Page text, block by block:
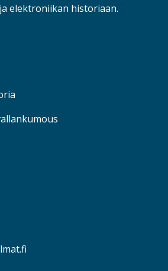
elektroniikan historiaan.